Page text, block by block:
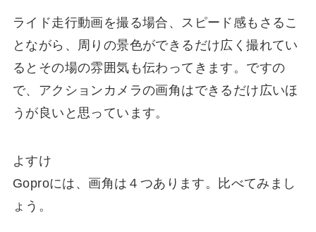
ライド走行動画を撮る場合、スピード感もさるこ
とながら、周りの景色ができるだけ広く撮れてい
るとその場の雰囲気も伝わってきます。ですの
で、アクションカメラの画角はできるだけ広いほ
うが良いと思っています。
よすけ
Goproには、画角は４つあります。比べてみまし
ょう。